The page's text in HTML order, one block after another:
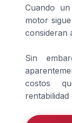
Cuando
motor
consideran
Sin
costos